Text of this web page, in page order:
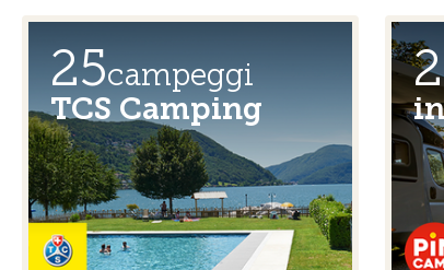
25campeggi
TCS Camping